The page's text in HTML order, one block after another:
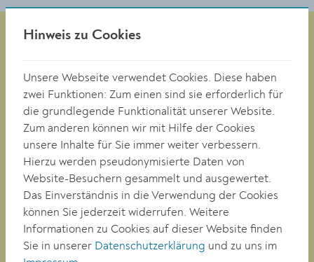
Magistrat der Stadt Krems
Obere Landstraße 4
Tel. +43 (0)2732/801-0
Fax +43 (0)2732/801-90 269
E-mail:buergerservice@krems.gv.at
RATHAUS
LEBEN
Hinweis zu Cookies
Unsere Webseite verwendet Cookies. Diese haben
zwei Funktionen: Zum einen sind sie erforderlich für
die grundlegende Funktionalität unserer Website.
Zum anderen können wir mit Hilfe der Cookies
unsere Inhalte für Sie immer weiter verbessern.
Hierzu werden pseudonymisierte Daten von
Website-Besuchern gesammelt und ausgewertet.
Das Einverständnis in die Verwendung der Cookies
können Sie jederzeit widerrufen. Weitere
Informationen zu Cookies auf dieser Website finden
Sie in unserer Datenschutzerklärung und zu uns im